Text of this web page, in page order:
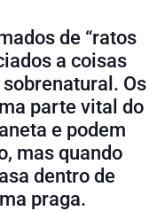
de “ratos
a coisas
Os
parte vital do
e podem
mas quando
dentro de
praga.